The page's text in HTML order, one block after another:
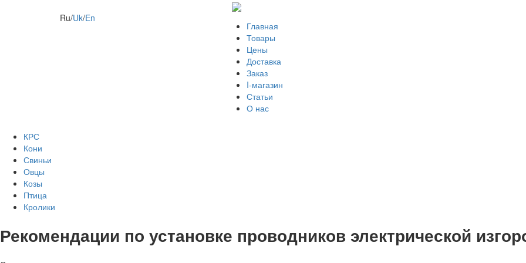
Главная
Товары
Цены
Доставка
Заказ
I-магазин
Статьи
О нас
Ru/Uk/En
КРС
Кони
Свиньи
Овцы
Козы
Птица
Кролики
Рекомендации по установке проводников электрической